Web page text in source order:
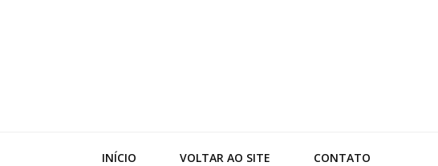
INÍCIO VOLTAR AO SITE CONTATO